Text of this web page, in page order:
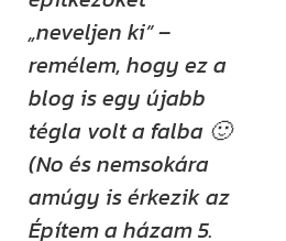
„neveljen ki” –
remélem, hogy ez a
blog is egy újabb
tégla volt a falba 🙂
(No és nemsokára
amúgy is érkezik az
Építem a házam 5.